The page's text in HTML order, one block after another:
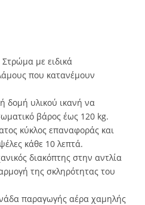
Στρώμα με ειδικά
που κατανέμουν
δομή υλικού ικανή να
βάρος έως 120 kg.
κύκλος επαναφοράς και
κάθε 10 λεπτά.
διακόπτης στην αντλία
της σκληρότητας του
παραγωγής αέρα χαμηλής